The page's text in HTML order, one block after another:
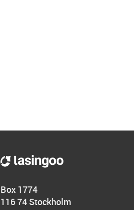
Box 1774
116 74 Stockholm